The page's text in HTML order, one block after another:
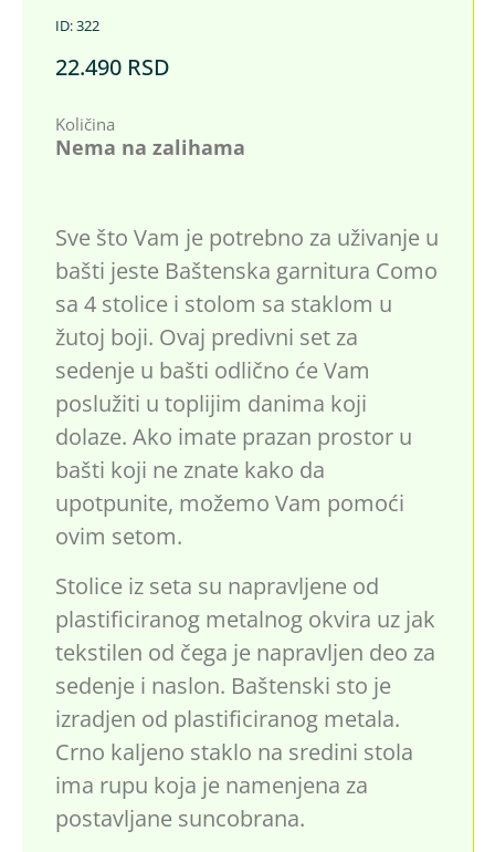
ID: 322
22.490 RSD
Količina
Nema na zalihama
Sve što Vam je potrebno za uživanje u
bašti jeste Baštenska garnitura Como
sa 4 stolice i stolom sa staklom u
žutoj boji. Ovaj predivni set za
sedenje u bašti odlično će Vam
poslužiti u toplijim danima koji
dolaze. Ako imate prazan prostor u
bašti koji ne znate kako da
upotpunite, možemo Vam pomoći
ovim setom.
Stolice iz seta su napravljene od
plastificiranog metalnog okvira uz jak
tekstilen od čega je napravljen deo za
sedenje i naslon. Baštenski sto je
izradjen od plastificiranog metala.
Crno kaljeno staklo na sredini stola
ima rupu koja je namenjena za
postavljane suncobrana.